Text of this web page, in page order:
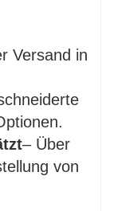
Versand in
– Über
von